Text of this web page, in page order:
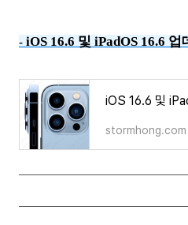
- iOS 16.6 및 iPadOS 16.6
stormhong.com